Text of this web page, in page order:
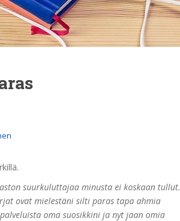
suurkuluttajaa minusta ei koskaan tullut.
ovat mielestäni silti paras tapa ahmia
oma suosikkini ja nyt jaan omia